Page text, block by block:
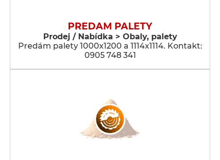
PREDAM PALETY
Prodej / Nabídka > Obaly, palety
Predám palety 1000x1200 a 1114x1114. Kontakt:
0905 748 341